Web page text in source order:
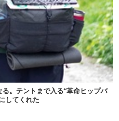
る。テントまで入る“革命ヒップバ
してくれた